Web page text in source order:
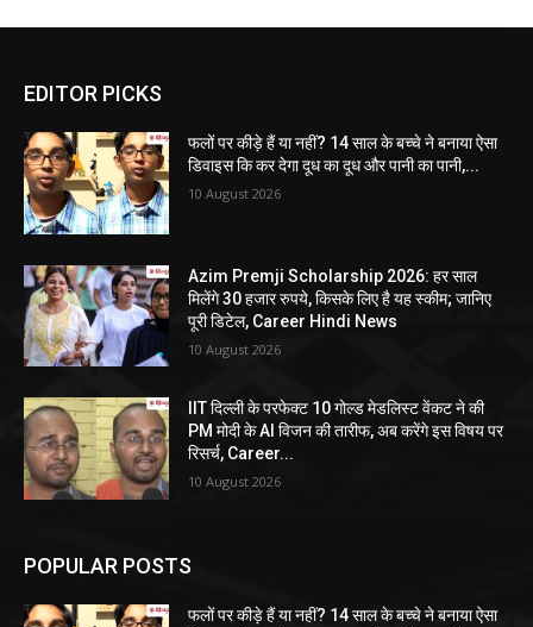
EDITOR PICKS
फलों पर कीड़े हैं या नहीं? 14 साल के बच्चे ने बनाया ऐसा
डिवाइस कि कर देगा दूध का दूध और पानी का पानी,...
10 August 2026
Azim Premji Scholarship 2026: हर साल
मिलेंगे 30 हजार रुपये, किसके लिए है यह स्कीम; जानिए
पूरी डिटेल, Career Hindi News
10 August 2026
IIT दिल्ली के परफेक्ट 10 गोल्ड मेडलिस्ट वेंकट ने की
PM मोदी के AI विजन की तारीफ, अब करेंगे इस विषय पर
रिसर्च, Career...
10 August 2026
POPULAR POSTS
फलों पर कीड़े हैं या नहीं? 14 साल के बच्चे ने बनाया ऐसा